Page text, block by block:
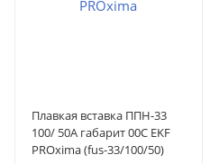
Плавкая вставка ППН-33
100/ 50А габарит 00С EKF
PROxima (fus-33/100/50)